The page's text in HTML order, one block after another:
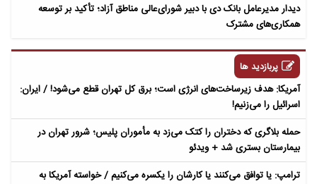
دیدار مدیرعامل بانک دی با دبیر شورای‌عالی مناطق آزاد؛ تأکید بر توسعه
همکاری‌های مشترک
پربازدید ها
آمریکا: هدف زیرساخت‌های انرژی است؛ برق کل تهران قطع می‌شود! / ایران:
اسرائیل را می‌زنیم!
حمله بلاگری که دختران را کتک می‌زد به مأموران پلیس؛ شرور تهران در
بیمارستان بستری شد + ویدئو
ترامپ: یا توافق می‌کنند یا کارشان را یکسره می‌کنیم / خواسته آمریکا به